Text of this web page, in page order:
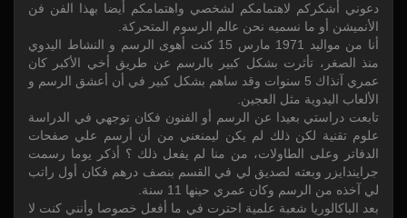
دعوني أشكركم لاهتمامكم لشخصي واهتمامكم أيضا بهذا الفن فن
الأنميشن أو ما نسميه نحن عالم الرسوم المتحركة.
أنا من مواليد 1971 مارس 15 كنت أهوى الرسم و النشاط اليدوي
منذ الصغر، تأثرت بشكل كبير بالرسم عن طريق أخي الأكبر كان
عمري آنذاك 5 سنوات وقد ساهم بشكل كبير في أن أعشق الرسم و
الألعاب اليدوية مثل العجين.
تابعت دراستي بعيدا عن الرسم أو الفنون فكان توجهي في الدراسة
علوم تقنية لكن ذلك لم يكن ليمنعني من أن أرسم علي صفحات
الدفاتر وعلى الطاولات، من منا لم يفعل ذلك ؟ أذكر يوما رسمت
جرايندايزر وبعته لصديق لي في القسم بنصف درهم فكان أول راتب
لي آخذه من الرسم وكان عمري حينها 11 سنة.
بعد الباكالوريا شعبة علمية احترت في ما أفعل خصوصا وأنني كنت لا